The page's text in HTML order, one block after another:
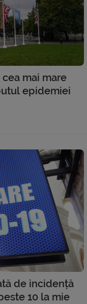
mai mare
epidemiei
de incidență
10 la mie